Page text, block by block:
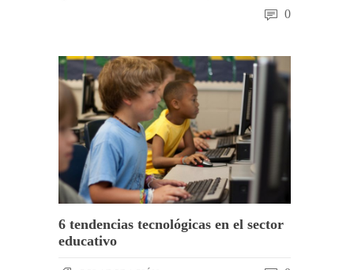
0
6 tendencias tecnológicas en el sector
educativo